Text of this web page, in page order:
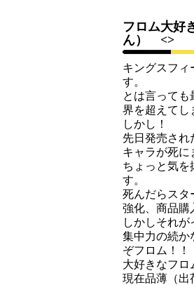
フロ
ん）
<>
キングスフィ
す。
とは言って
界を超えてし
しかし！
先日発売され
キャラが死に
ちょっと気を
す。
死んだらスタ
強化、商品購
しかしそれが
集中力の続か
ぞフロム！！
大好きなフロ
現在品薄（出